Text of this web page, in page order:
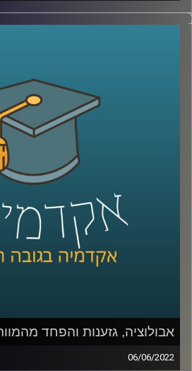
בעידן בו אנו נמדדים על ידי כמות
לתעד את הפעילות שאנחנו עושות
גלשן ביד כאילו בלי ידיעתם ומסיבות
או ארוחות במסעדה יצולמו כדי
שהמצולמים בעלי חיי חברה עשירים.
המצב הכלכלי לא מאפשר לטוס לחו"ל,
או לצאת למסעדות לעיתים קרובות
הבית לא מספיק יפים כדי להצטלם
בפרק הזה ענבר מיכלזון דרורי, חוקרת
דיגיטלית תרבות ובני נוער באינסטגרם
נערות ונערים ממעמד נמוך לעומת
איך מציגים חיים יפים בתוך מציאות
שוויון בנכסים דיגיטאליים.
אבולוציה, גזענות והפחד
06/06/2022